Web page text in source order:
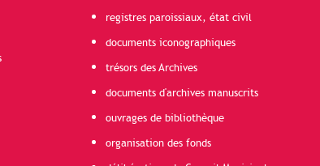
registres paroissiaux, état civil
documents iconographiques
trésors des Archives
documents d'archives manuscrits
ouvrages de bibliothèque
organisation des fonds